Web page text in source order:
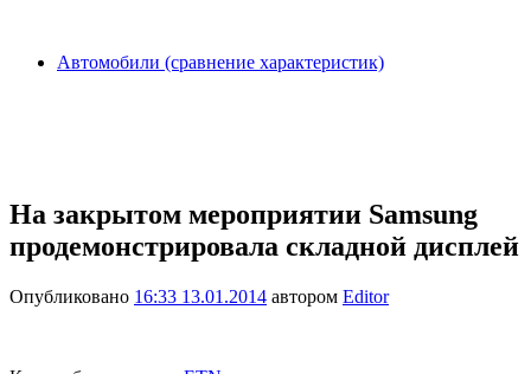
Автомобили (сравнение характеристик)
На закрытом мероприятии Samsung
продемонстрировала складной дисплей
Опубликовано 16:33 13.01.2014 автором Editor